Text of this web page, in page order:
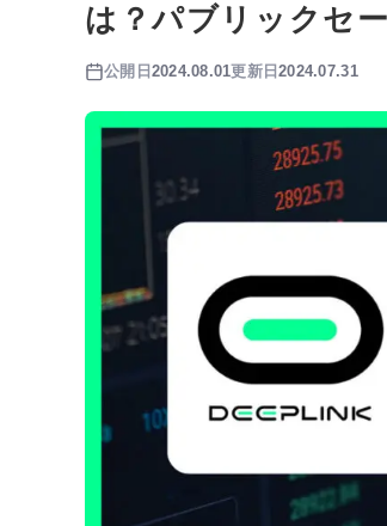
は？パブリックセ
公開日 2024.08.01更新日2024.07.31